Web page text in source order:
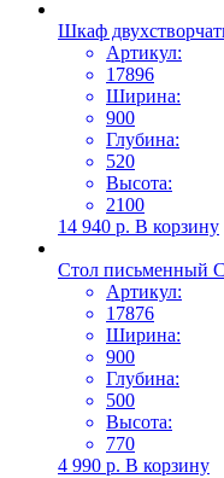
Шкаф
Артикул:
17896
Ширина:
900
Глубина:
520
Высота:
2100
14 940 р. В корзину
Стол письменный
Артикул:
17876
Ширина:
900
Глубина:
500
Высота:
770
4 990 р. В корзину